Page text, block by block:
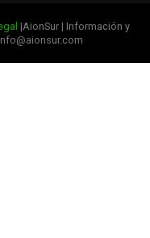
|AionSur | Información y